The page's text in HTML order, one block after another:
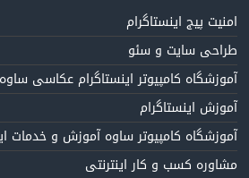
امنیت پیج اینستاگرام
طراحی سایت و سئو
آموزشگاه کامپیوتر اینستاگرام عکاسی ساوه
آموزش اینستاگرام
آموزشگاه کامپیوتر ساوه آموزش و خدمات
مشاوره کسب و کار اینترنتی